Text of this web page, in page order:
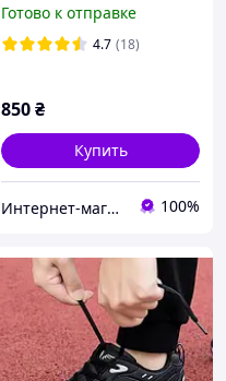
Готово к отправке
4.7 (18)
850₴
Купить
Интернет-магазин "На складе" 100%